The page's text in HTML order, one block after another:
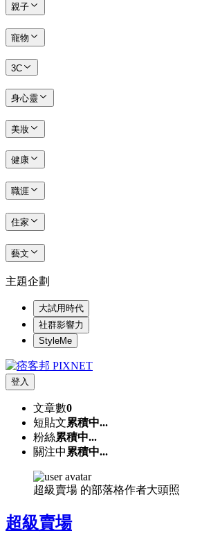
親子
寵物
3C
身心靈
美妝
健康
職涯
住家
藝文
主題企劃
大試用時代
社群影響力
StyleMe
登入
文章數0
短貼文累積中...
粉絲累積中...
關注中 累積中...
超級賣場 的部落格作者大頭照
超級賣場